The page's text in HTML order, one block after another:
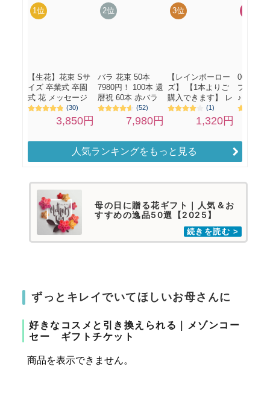
人気ランキングをもっと見る
母の日に贈る花ギフト｜人気＆お
すすめの逸品50選【2025】
ずっとキレイでいてほしいお母さんに
好きなコスメと引き換えられる｜メゾンコー
セー ギフトチケット